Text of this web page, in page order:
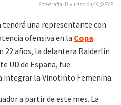
Fotografia: Divulgación/ X @FVF
tendrá una representante con
ofensiva en la Copa
22 años, la delantera Raiderlín
UD de España, fue
integrar la Vinotinto Femenina.
a partir de este mes. La